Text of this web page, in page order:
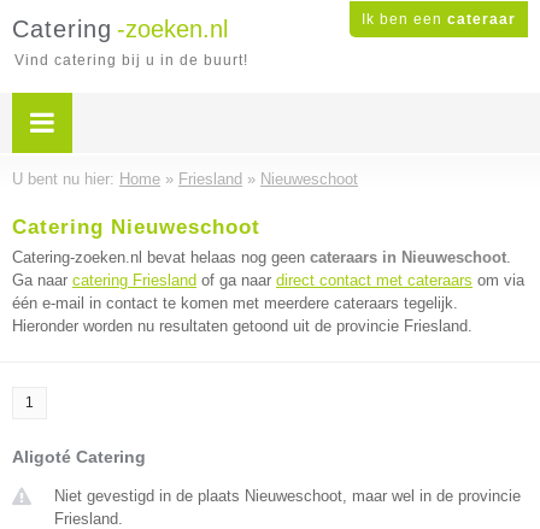
Ik ben een cateraar
Catering -zoeken.nl
Vind catering bij u in de buurt!
U bent nu hier: Home » Friesland » Nieuweschoot
Catering Nieuweschoot
Catering-zoeken.nl bevat helaas nog geen cateraars in Nieuweschoot.
Ga naar catering Friesland of ga naar direct contact met cateraars om via
één e-mail in contact te komen met meerdere cateraars tegelijk.
Hieronder worden nu resultaten getoond uit de provincie Friesland.
1
Aligoté Catering
Niet gevestigd in de plaats Nieuweschoot, maar wel in de provincie
Friesland.